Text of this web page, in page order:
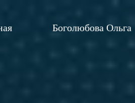
Боголюбова Ольга